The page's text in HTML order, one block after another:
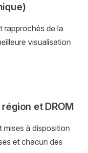
rapprochés de la
visualisation
et DROM
à disposition
et chacun des